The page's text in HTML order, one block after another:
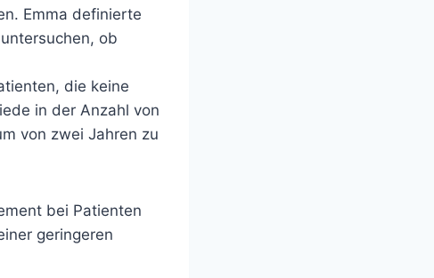
Emma definierte
ob
die keine
in der Anzahl von
von zwei Jahren zu
bei Patienten
geringeren